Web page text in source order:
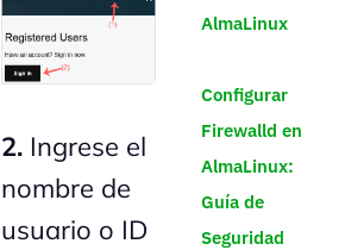
2. Ingrese el
nombre de
usuario o ID
AlmaLinux
Configurar
Firewalld en
AlmaLinux:
Guía de
Seguridad